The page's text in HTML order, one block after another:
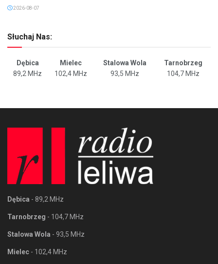
2026-08-07
Słuchaj Nas:
Dębica Mielec Stalowa Wola
Tarnobrzeg
89,2 MHz
102,4 MHz 93,5 MHz 104,7 MHz
Dębica - 89,2 MHz
Tarnobrzeg - 104,7 MHz
Stalowa Wola - 93,5 MHz
Mielec - 102,4 MHz